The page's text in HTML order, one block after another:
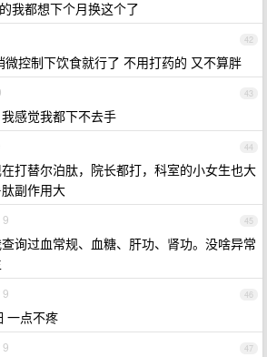
我都想下个月换这个了
42
微控制下饮食就行了 不用打药的 又不算胖
43
感觉我都下不去手
44
打替尔泊肽，院长都打，科室的小女生也大
副作用大
45
9
询过血常规、血糖、肝功、肾功。没啥异常
46
9
一点不疼
47
9